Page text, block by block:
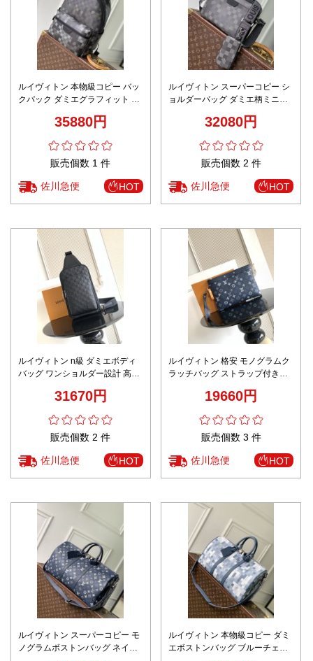
ルイヴィトン 本物級コピー バッ
クパック ダミエグラフィット 多
35880円
販売個数 1 件
佐川急便 HOT
ルイヴィトン スーパーコピー シ
ョルダーバッグ ダミエ柄ミニポ
32080円
販売個数 2 件
佐川急便 HOT
ルイヴィトン n級 ダミエボディ
バッグ ワンショルダー設計 高品
31670円
販売個数 2 件
佐川急便 HOT
ルイヴィトン 格安 モノグラムク
ラッチバッグ ストラップ付き設
19660円
販売個数 3 件
佐川急便 HOT
ルイヴィトン スーパーコピー モ
ノグラムボストンバッグ ネイビ
ルイヴィトン 本物級コピー ダミ
エボストンバッグ ブルーチェッ